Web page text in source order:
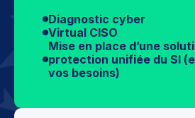
Diagnostic cyber
Virtual CISO
Mise en place d’une
protection unifiée du SI
vos besoins)